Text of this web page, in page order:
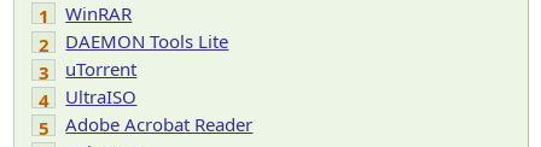
1
WinRAR
2
DAEMON Tools Lite
3
uTorrent
4
UltraISO
5
Adobe Acrobat Reader